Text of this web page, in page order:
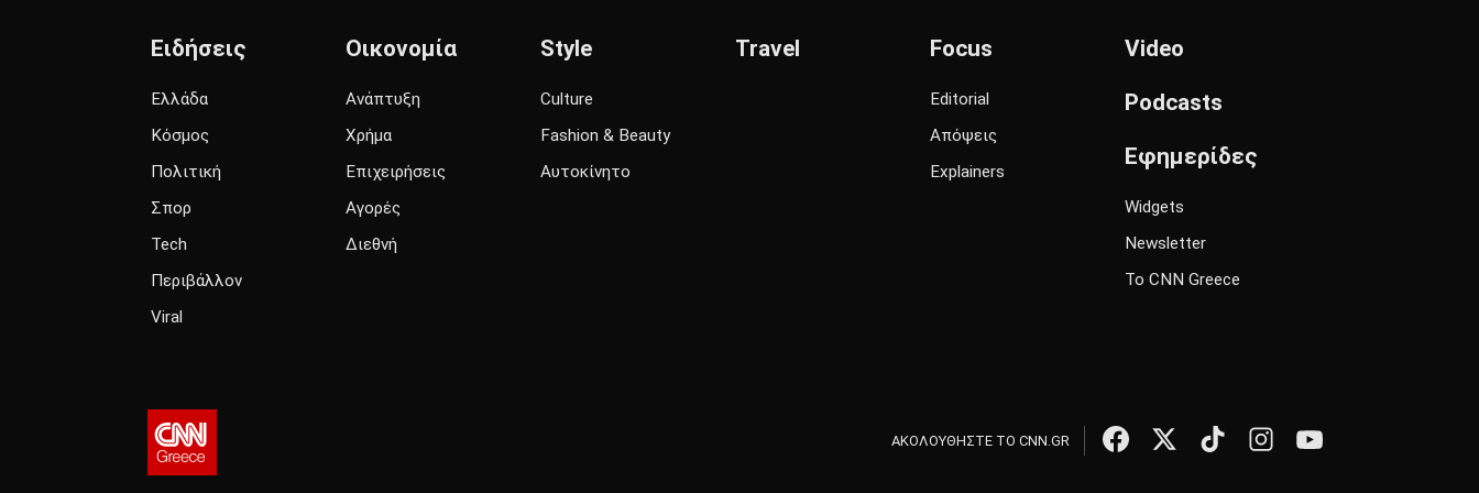
Ειδήσεις
Ελλάδα
Κόσμος
Πολιτική
Σπορ
Tech
Περιβάλλον
Viral
Οικονομία
Ανάπτυξη
Χρήμα
Επιχειρήσεις
Αγορές
Διεθνή
Style
Culture
Fashion & Beauty
Αυτοκίνητο
Travel Focus
Editorial
Απόψεις
Explainers
Video
Podcasts
Εφημερίδες
Widgets
Newsletter
Το CNN Greece
ΑΚΟΛΟΥΘΗΣΤΕ ΤΟ CNN.GR